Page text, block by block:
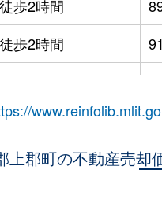
徒歩2時間
徒歩2時間
徒歩2時間
徒歩2時間
上郡町の不動産売却